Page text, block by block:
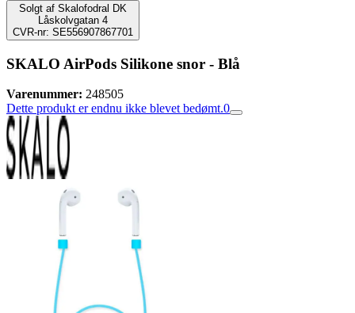
Solgt af Skalofodral DK
Låskolvgatan 4
CVR-nr: SE556907867701
SKALO AirPods Silikone snor - Blå
Varenummer: 248505
Dette produkt er endnu ikke blevet bedømt.0